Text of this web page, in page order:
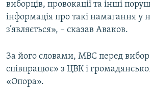
виборців, провокації та інші
інформація про такі намагання у
з’являється», – сказав Аваков.
За його словами, МВС перед
співпрацює» з ЦВК і
«Опора».